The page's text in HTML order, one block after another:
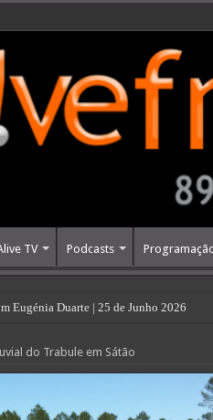
TV Podcasts
Eugénia Duarte | 25 de Junho 2026
do Trabule em Sátão